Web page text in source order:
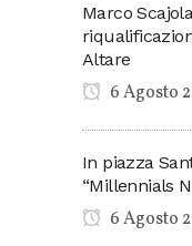
Marco
Altare
6 Agosto
In piazza
“Millennials
6 Agosto